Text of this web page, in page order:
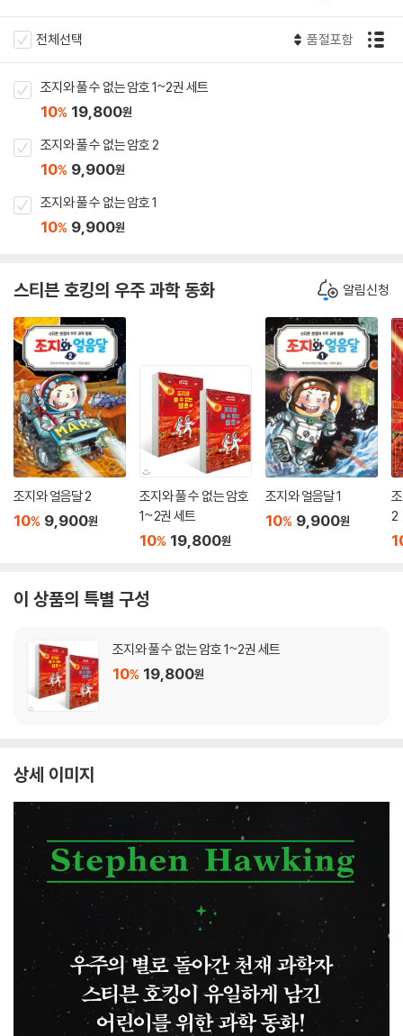
전체선택 품절포함
조지와 풀 수 없는 암호 1~2권 세트
10% 19,800원
조지와 풀 수 없는 암호 2
10% 9,900원
조지와 풀 수 없는 암호 1
10% 9,900원
스티븐 호킹의 우주 과학 동화 알림신청
조지와 얼음달 2
10% 9,900원
조지와 풀 수 없는 암호
1~2권 세트
10% 19,800원
조지와 얼음달 1
10% 9,900원
2
이 상품의 특별 구성
조지와 풀 수 없는 암호 1~2권 세트
10% 19,800원
상세 이미지